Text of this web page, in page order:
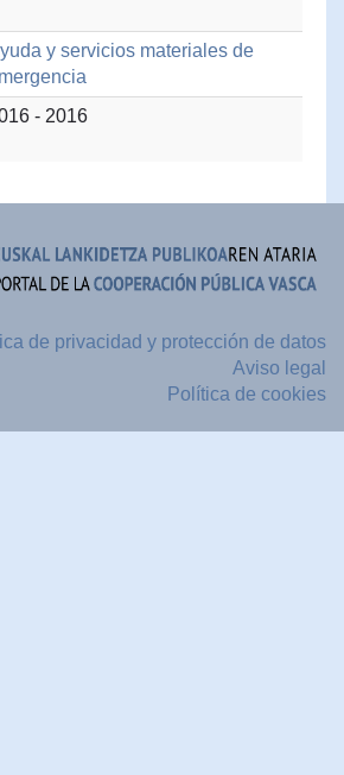
y servicios materiales de
- 2016
de privacidad y protección de datos
Aviso legal
Política de cookies